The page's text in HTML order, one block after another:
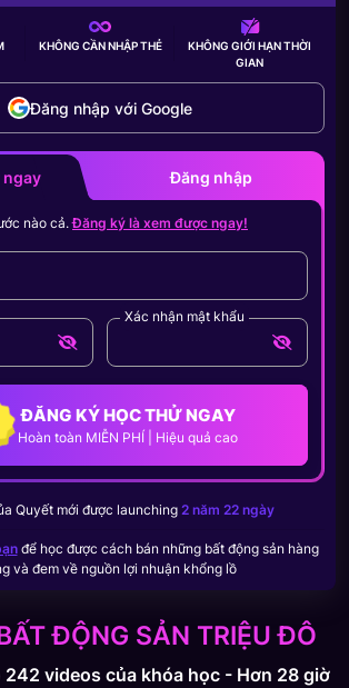
ĐỘNG SẢN TRIỆU ĐÔ
242 videos của khóa học - Hơn 28 giờ
KHÔNG CẦNNHẬP THẺ KHÔNG GIỚI HẠNTHỜI
GIAN
Đăng nhập với Google
Đăng nhập
nào cả.Đăng ký là xem được ngay!
Xác nhận mật khẩu
ĐĂNG KÝ HỌC THỬ NGAY
Hoàn toàn MIỄN PHÍ | Hiệu quả cao
Quyếtmới được launching 2 năm 22 ngày
để học được cách bán những bất động sản hàng
và đem về nguồn lợi nhuận khổng lồ